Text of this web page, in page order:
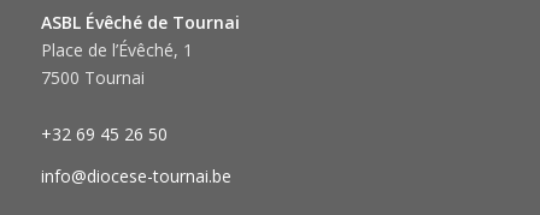
ASBL Évêché de Tournai
Place de l’Évêché, 1
7500 Tournai
+32 69 45 26 50
info@diocese-tournai.be